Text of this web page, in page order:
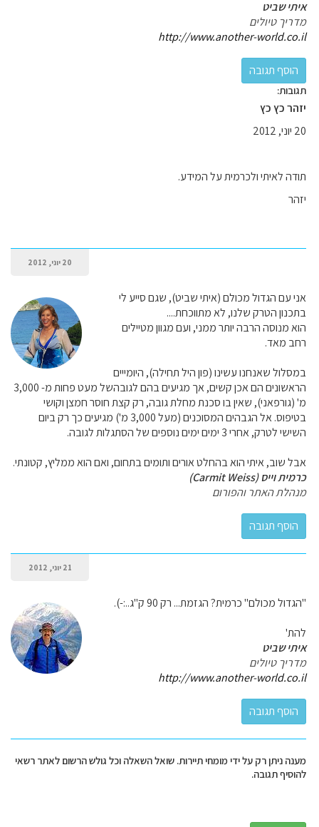
איתי שביט
מדריך טיולים
http://www.another-world.co.il
תגובות:
יזהר כץ כץ
20 יוני, 2012
תודה לאיתי ולכרמית על המידע.
יזהר
20 יוני, 2012
אני עם הגדול מכולם (איתי שביט), שגם סייע לי
בתכנון הטרק שלנו, לא מתווכחת....
הוא מנוסה הרבה יותר ממני, ועם מגוון מטיילים
רחב מאד.
במסלול שאנחנו עשינו (פון היל תחילה), היומייים
הראשונים הם אכן קשים, אך מגיעים בהם לגובהשל מעט פחות מ- 3,000
מ' (גורפאני), שאין בו סכנת מחלת גובה, רק קצת חוסר חמצן וקושי
בטיפוס. אל הגבהים המסוכנים (מעל 3,000 מ') מגיעים כך רק ביום
השישי לטרק, אחרי 3 ימים ימים נוספים של הסתגלות לגובה.
אבל שוב, איתי הוא בהחלט אורים ותומים בתחום, ואם הוא ממליץ, קטונתי.
כרמית וייס (Carmit Weiss)
מנהלת האתר והפורום
21 יוני, 2012
"הגדול מכולם" כרמית? הגזמת... רק 90 ק"ג..:-).
להת'
איתי שביט
מדריך טיולים
http://www.another-world.co.il
מענה ניתן רק על ידי מומחי תיירות. שואל השאלה וכל גולש הרשום לאתר רשאי
להוסיף תגובה.